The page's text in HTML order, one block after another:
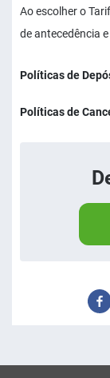
Ao escolher o
de antecedência
Políticas de
Políticas de